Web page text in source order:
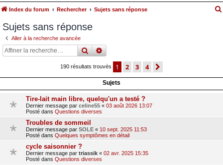
Index du forum Rechercher Sujets sans réponse
Sujets sans réponse
Aller à la recherche avancée
rechercher
recherche
190 résultats trouvés 1 2 3 4
Sujets
Tire-lait main libre, quelqu'un a testé ?
Dernier message par celine55 « 03 août 2026 13:07
Posté dans Questions diverses
Troubles de sommeil
Dernier message par SOLE « 10 sept. 2025 11:53
Posté dans Quelques symptômes en détail
cycle saisonnier ?
Dernier message par triassik « 02 avr. 2025 15:35
Posté dans Questions diverses